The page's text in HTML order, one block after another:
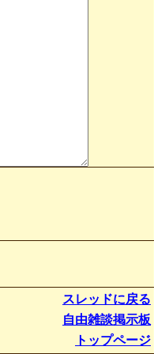
スレッドに戻る
自由雑談掲示板
トップページ